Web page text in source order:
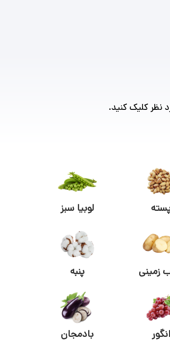
نظر کلیک کنید.
لوبیا سبز
زمینی پنبه
انگور بادمجان